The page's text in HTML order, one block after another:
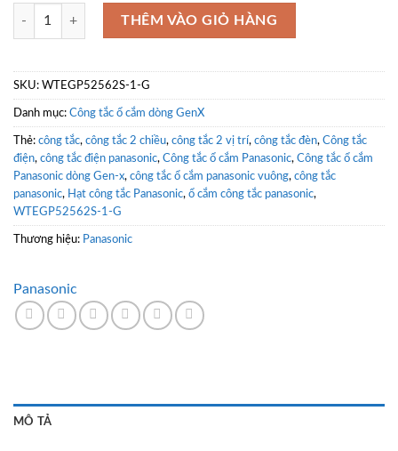
Công tắc 2 chiều 2 thiết bị Panasonic WTEGP52562S-1-G số lượng
THÊM VÀO GIỎ HÀNG
SKU: WTEGP52562S-1-G
Danh mục: Công tắc ổ cắm dòng GenX
Thẻ: công tắc, công tắc 2 chiều, công tắc 2 vị trí, công tắc đèn, Công tắc
điện, công tắc điện panasonic, Công tắc ổ cắm Panasonic, Công tắc ổ cắm
Panasonic dòng Gen-x, công tắc ổ cắm panasonic vuông, công tắc
panasonic, Hạt công tắc Panasonic, ổ cắm công tắc panasonic,
WTEGP52562S-1-G
Thương hiệu: Panasonic
Panasonic
MÔ TẢ